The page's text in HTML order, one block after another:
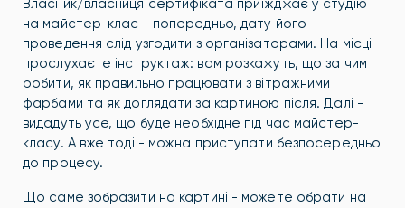
Власник/власниця сертифіката приїжджає у студію
на майстер-клас - попередньо, дату його
проведення слід узгодити з організаторами. На місці
прослухаєте інструктаж: вам розкажуть, що за чим
робити, як правильно працювати з вітражними
фарбами та як доглядати за картиною після. Далі -
видадуть усе, що буде необхідне під час майстер-
класу. А вже тоді - можна приступати безпосередньо
до процесу.
Що саме зобразити на картині - можете обрати на